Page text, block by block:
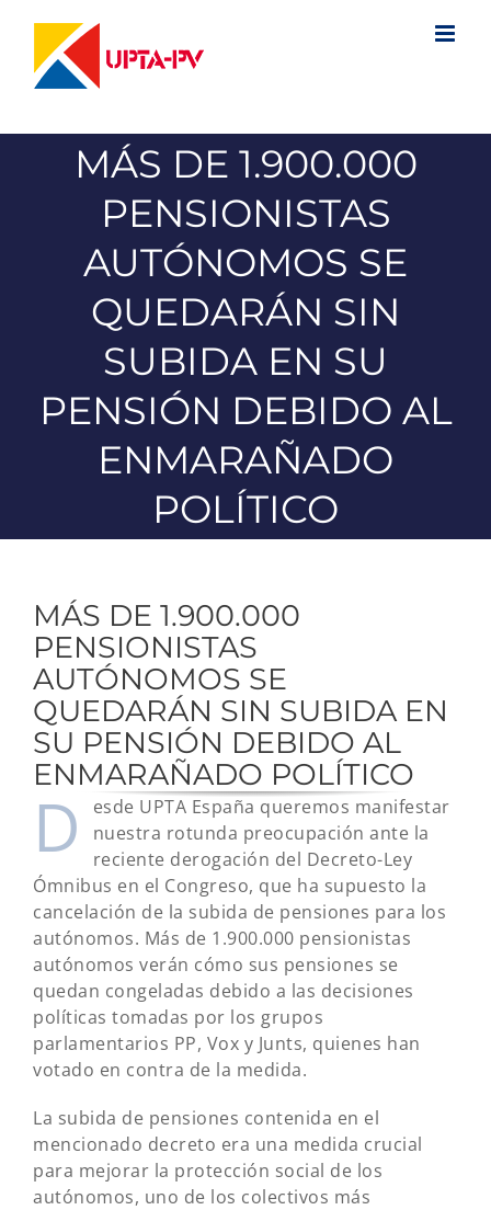
contenido
MÁS DE 1.900.000
PENSIONISTAS
AUTÓNOMOS SE
QUEDARÁN SIN
SUBIDA EN SU
PENSIÓN DEBIDO AL
ENMARAÑADO
POLÍTICO
MÁS DE 1.900.000
PENSIONISTAS
AUTÓNOMOS SE
QUEDARÁN SIN SUBIDA EN
SU PENSIÓN DEBIDO AL
ENMARAÑADO POLÍTICO
D
esde UPTA España queremos manifestar
nuestra rotunda preocupación ante la
reciente derogación del Decreto-Ley
Ómnibus en el Congreso, que ha supuesto la
cancelación de la subida de pensiones para los
autónomos. Más de 1.900.000 pensionistas
autónomos verán cómo sus pensiones se
quedan congeladas debido a las decisiones
políticas tomadas por los grupos
parlamentarios PP, Vox y Junts, quienes han
votado en contra de la medida.
La subida de pensiones contenida en el
mencionado decreto era una medida crucial
para mejorar la protección social de los
autónomos, uno de los colectivos más